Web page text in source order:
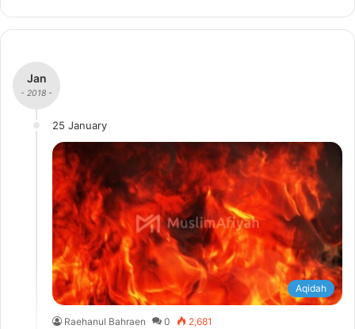
Jan
- 2018 -
25 January
Aqidah
Raehanul Bahraen 0 2,681